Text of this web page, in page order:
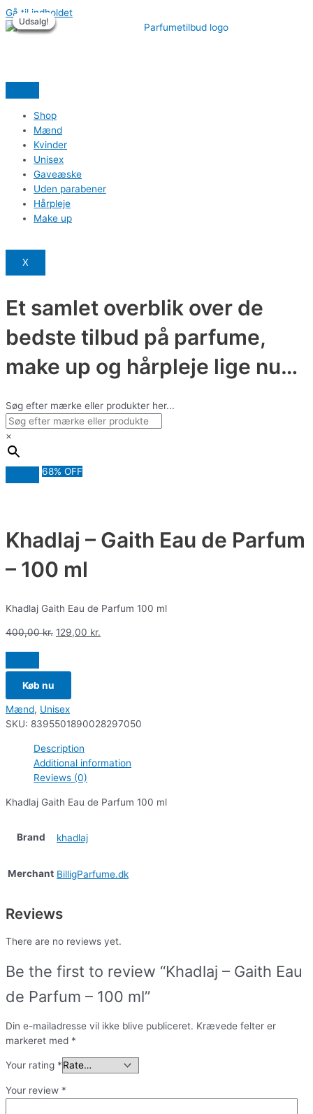
Gå til indholdet
Shop
Mænd
Kvinder
Unisex
Gaveæske
Uden parabener
Hårpleje
Make up
X
Et samlet overblik over de
bedste tilbud på parfume,
make up og hårpleje lige nu…
Søg efter mærke eller produkter her...
×
68% OFF
Khadlaj – Gaith Eau de Parfum
– 100 ml
Khadlaj Gaith Eau de Parfum 100 ml
400,00kr. 129,00 kr.
Køb nu
Mænd, Unisex
SKU: 8395501890028297050
Description
Additional information
Reviews (0)
Khadlaj Gaith Eau de Parfum 100 ml
Brand khadlaj
Merchant BilligParfume.dk
Reviews
There are no reviews yet.
Be the first to review “Khadlaj – Gaith Eau
de Parfum – 100 ml”
Din e-mailadresse vil ikke blive publiceret. Krævede felter er
markeret med *
Your rating *
Your review *
Udsalg!
Udsalg!
Udsalg!
Udsalg!
Udsalg!
Udsalg!